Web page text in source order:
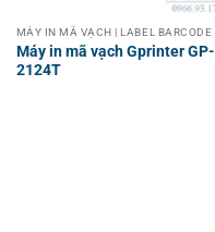
Máy in mã vạch Gprinter GP-
2124T